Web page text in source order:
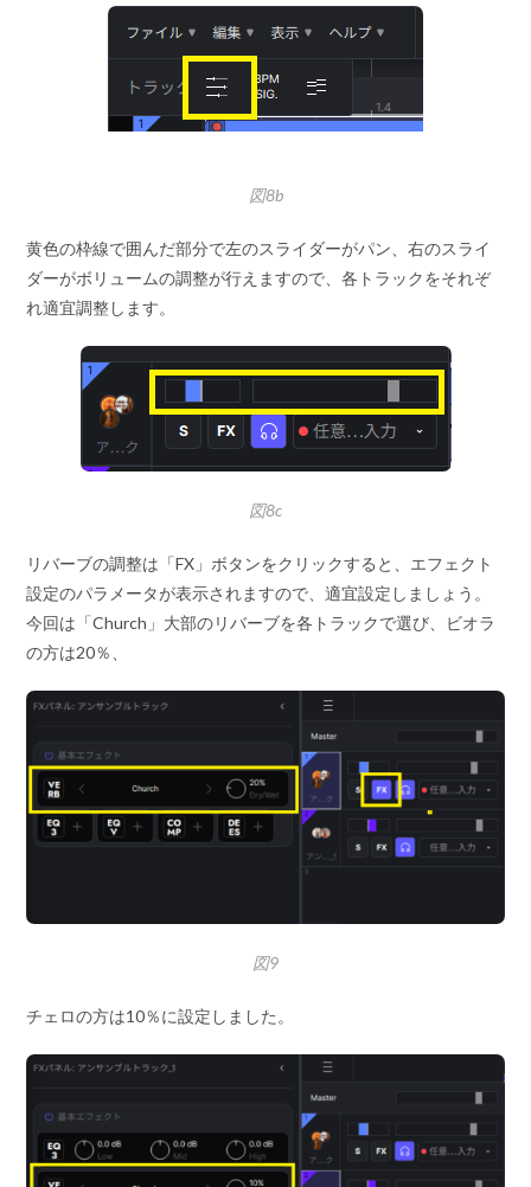
図8b
黄色の枠線で囲んだ部分で左のスライダーがパン、右のスライ
ダーがボリュームの調整が行えますので、各トラックをそれぞ
れ適宜調整します。
図8c
リバーブの調整は「FX」ボタンをクリックすると、エフェクト
設定のパラメータが表示されますので、適宜設定しましょう。
今回は「Church」大部のリバーブを各トラックで選び、ビオラ
の方は20％、
図9
チェロの方は10％に設定しました。